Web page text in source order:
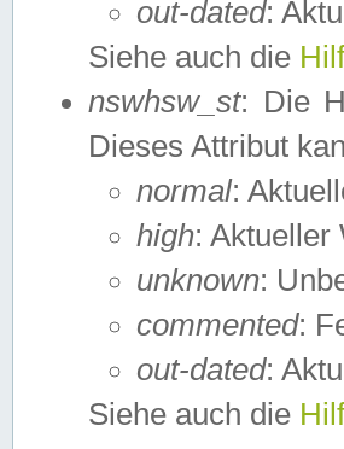
out-dated:
Siehe auch die
nswhsw_st: Die
Dieses Attribut
normal:
high: Aktueller
unknown:
commented:
out-dated:
Siehe auch die